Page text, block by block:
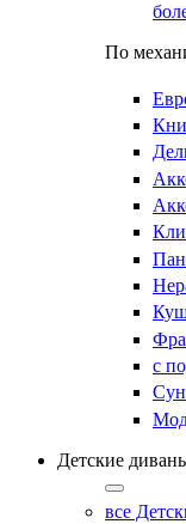
По
с
Детские
все